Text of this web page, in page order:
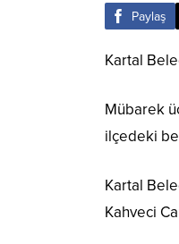
Paylaş
Kartal
Mübarek
ilçedeki
Kartal
Kahveci